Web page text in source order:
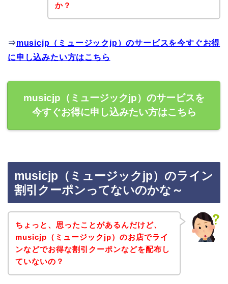
か？
⇒musicjp（ミュージックjp）のサービスを今すぐお得
に申し込みたい方はこちら
musicjp（ミュージックjp）のサービスを
今すぐお得に申し込みたい方はこちら
musicjp（ミュージックjp）のライン
割引クーポンってないのかな～
ちょっと、思ったことがあるんだけど、
musicjp（ミュージックjp）のお店でライ
ンなどでお得な割引クーポンなどを配布し
ていないの？